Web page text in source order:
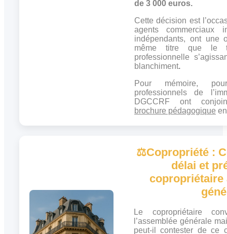
de 3 000 euros.
Cette décision est
agents commerciaux
indépendants, ont une
même titre que le
professionnelle
blanchiment.
Pour mémoire,
professionnels de
DGCCRF ont
brochure pédagogique
⚖️Copropriété :
délai et
copropriétaire
Le copropriétaire
l’assemblée générale
peut-il contester de ce